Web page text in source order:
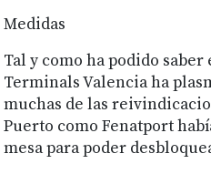
Medidas
Tal y como ha podido saber
Terminals Valencia ha
muchas de las
Puerto como Fenatport
mesa para poder